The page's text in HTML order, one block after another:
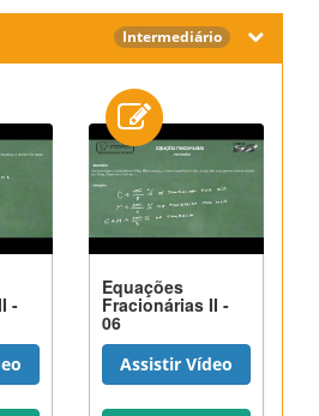
Intermediário
-
Equações
Fracionárias II -
06
Assistir Vídeo